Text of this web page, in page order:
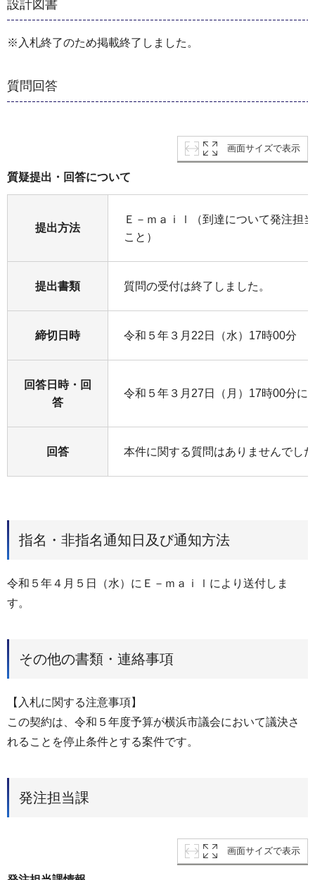
設計図書
※入札終了のため掲載終了しました。
質問回答
画面サイズで表示
質疑提出・回答について
提出方法
Ｅ－ｍａｉｌ（到達について発注担
こと）
提出書類 質問の受付は終了しました。
締切日時 令和５年３月22日（水）17時00分
回答日時・回
答
令和５年３月27日（月）17時00分に
回答 本件に関する質問はありませんでし
指名・非指名通知日及び通知方法
令和５年４月５日（水）にＥ－ｍａｉｌにより送付しま
す。
その他の書類・連絡事項
【入札に関する注意事項】
この契約は、令和５年度予算が横浜市議会において議決さ
れることを停止条件とする案件です。
発注担当課
画面サイズで表示